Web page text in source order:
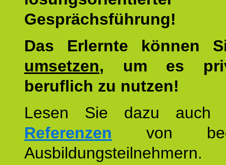
Gesprächsführung!
Das Erlernte können
umsetzen, um es
beruflich zu nutzen!
Lesen Sie dazu
Referenzen von
Ausbildungsteilnehmern.